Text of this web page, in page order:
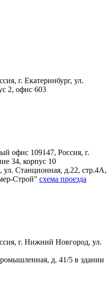
г. Екатеринбург, ул.
2, офис 603
офис 109147, Россия, г.
34, корпус 10
ул. Станционная, д.22, стр.4А,
Строй" схема проезда
г. Нижний Новгород, ул.
д. 41/5 в здании